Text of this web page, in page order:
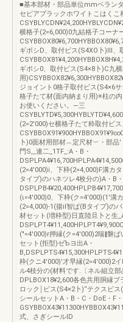
■基本部材・部品単位mmベラン
セピアプラックホワイトこはく
横格子(2=6,000)0九結格子コーナ
ギボシD、取付ビス(S4XO卜)Ⅲ、
ギボシ0、取付ビス(S4×8卜)C九
用
ジョイント0格子取付ビス(S4×6
格子たて材(面内納まり用)※柱の
お使いください。―三
(2=2′000)セ横格子たて粋取付ビス
卜)0面材用部材︵定尺材︶・部
門S,_連二_1TF_:A・B・
(2=4′000)i、下枠(2=4,000)F溝カ
タイブ)のハネツレ4枚分の)A・B・
(ι=4′000)0、下枠(ク=4′000)(1'溝
(2=4,000)‐1(揚il智ぱ(Bタイプ)の
材セット(増枠型)日直陸旦卜と生
(″=4′000)r押縁(ク=4′000)2喘‖磐
セット(拒型)ゼЪヨ出A・
枠(クニ4′000)′才早縁(2=4′000)2
ル4枝分の(材料です.〔ネル組立部
DPLBOX18¥2,600各色共用胴縁
ロック￨ビス(S4×2卜)“テクスビ
シールセットA・B・C・DoE・F・
式、さぎシールID